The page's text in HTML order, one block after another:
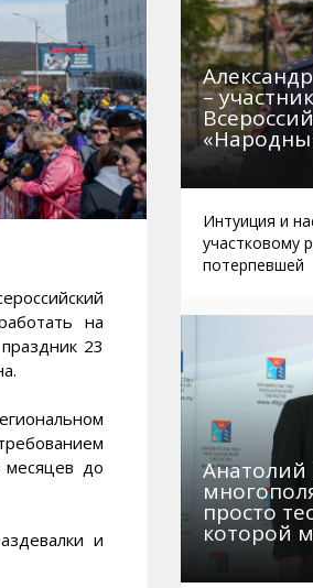
на
23
месяцев до
и
–
Интуиция и
участковому
потерпевшей
просто
которой